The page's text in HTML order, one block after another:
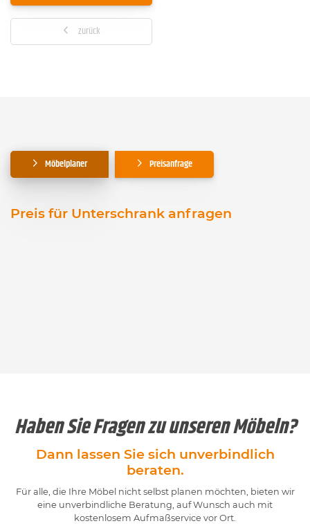
zurück
Möbelplaner Preisanfrage
Preis für Unterschrank anfragen
Haben Sie Fragen zu unseren Möbeln?
Dann lassen Sie sich unverbindlich
beraten.
Für alle, die Ihre Möbel nicht selbst planen möchten, bieten wir
eine unverbindliche Beratung, auf Wunsch auch mit
kostenlosem Aufmaßservice vor Ort.